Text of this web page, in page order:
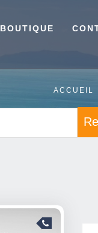
BOUTIQUE
ACCUEIL